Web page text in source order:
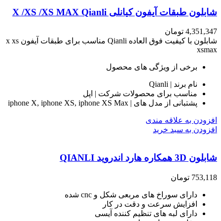
شابلون طبقات آیفون کیانلی X /XS /XS MAX Qianli
4,351,347 تومان
شابلون با کیفیت فوق العاده Qianli مناسب برای طبقات آیفون x xs
xsmax
برخی از ویژگی های محصول
نام برند | Qianli
مناسب برای محصولات شرکت | اپل
پشتبانی از مدل های | iphone X, iphone XS, iphone XS Max
افزودن به علاقه مندی
افزودن به سبد خرید
شابلون 3D همکاره هارد اندروید QIANLI
753,118 تومان
دارای سوراخ های مربعی شکل و cnc شده
افزایش سرعت و دقت در کار
دارای لبه های تنظیم کننده آیسی